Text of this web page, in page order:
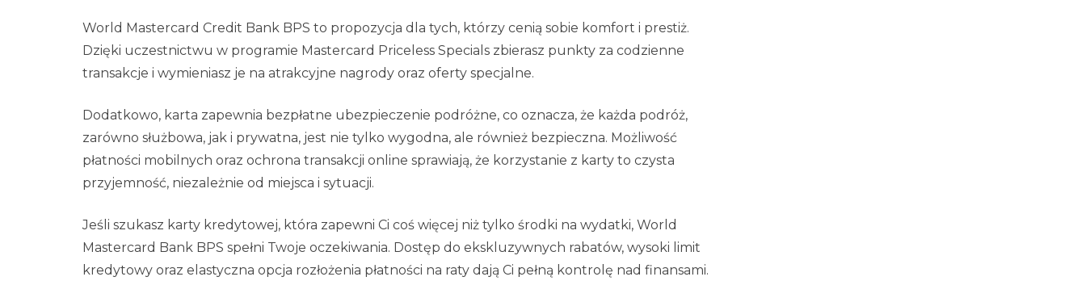
World Mastercard Credit Bank BPS to propozycja dla tych, którzy cenią sobie komfort i prestiż.
Dzięki uczestnictwu w programie Mastercard Priceless Specials zbierasz punkty za codzienne
transakcje i wymieniasz je na atrakcyjne nagrody oraz oferty specjalne.
Dodatkowo, karta zapewnia bezpłatne ubezpieczenie podróżne, co oznacza, że każda podróż,
zarówno służbowa, jak i prywatna, jest nie tylko wygodna, ale również bezpieczna. Możliwość
płatności mobilnych oraz ochrona transakcji online sprawiają, że korzystanie z karty to czysta
przyjemność, niezależnie od miejsca i sytuacji.
Jeśli szukasz karty kredytowej, która zapewni Ci coś więcej niż tylko środki na wydatki, World
Mastercard Bank BPS spełni Twoje oczekiwania. Dostęp do ekskluzywnych rabatów, wysoki limit
kredytowy oraz elastyczna opcja rozłożenia płatności na raty dają Ci pełną kontrolę nad finansami.